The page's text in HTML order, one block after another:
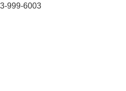
每筆NT$60
3-999-6003